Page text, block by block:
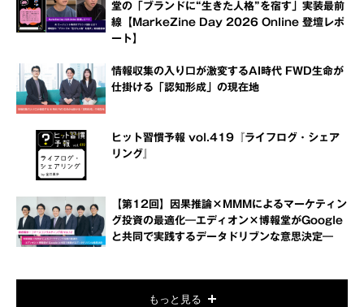
堂の「ブランドに“生きた人格”を宿す」実装最前
線【MarkeZine Day 2026 Online 登壇レポ
ート】
情報収集の入り口が激変するAI時代 FWD生命が
仕掛ける「認知形成」の現在地
ヒット習慣予報 vol.419『ライフログ・シェア
リング』
【第12回】因果推論×MMMによるマーケティン
グ投資の最適化―エディオン×博報堂がGoogle
と共同で実践するデータドリブンな意思決定―
もっと見る